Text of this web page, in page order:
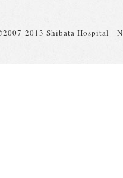
2013 Shibata Hospital -